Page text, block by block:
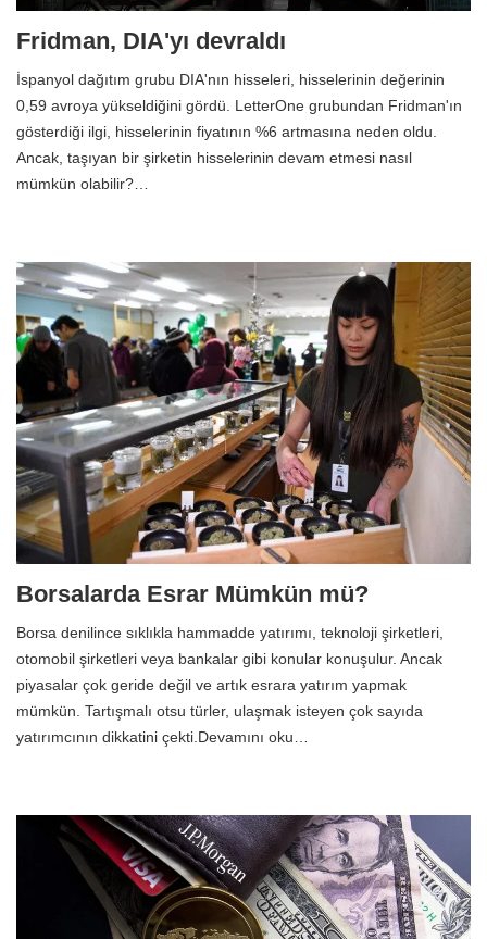
Fridman, DIA'yı devraldı
İspanyol dağıtım grubu DIA'nın hisseleri, hisselerinin değerinin
0,59 avroya yükseldiğini gördü. LetterOne grubundan Fridman'ın
gösterdiği ilgi, hisselerinin fiyatının %6 artmasına neden oldu.
Ancak, taşıyan bir şirketin hisselerinin devam etmesi nasıl
mümkün olabilir?…
Borsalarda Esrar Mümkün mü?
Borsa denilince sıklıkla hammadde yatırımı, teknoloji şirketleri,
otomobil şirketleri veya bankalar gibi konular konuşulur. Ancak
piyasalar çok geride değil ve artık esrara yatırım yapmak
mümkün. Tartışmalı otsu türler, ulaşmak isteyen çok sayıda
yatırımcının dikkatini çekti.Devamını oku…